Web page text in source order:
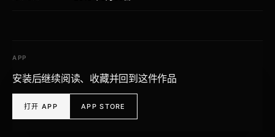
APP
安装后继续阅读、收藏并回到这件作品
打开 APP APP STORE